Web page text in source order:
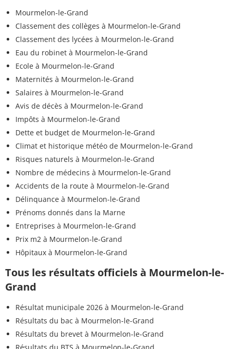
Mourmelon-le-Grand
Classement des collèges à Mourmelon-le-Grand
Classement des lycées à Mourmelon-le-Grand
Eau du robinet à Mourmelon-le-Grand
Ecole à Mourmelon-le-Grand
Maternités à Mourmelon-le-Grand
Salaires à Mourmelon-le-Grand
Avis de décès à Mourmelon-le-Grand
Impôts à Mourmelon-le-Grand
Dette et budget de Mourmelon-le-Grand
Climat et historique météo de Mourmelon-le-Grand
Risques naturels à Mourmelon-le-Grand
Nombre de médecins à Mourmelon-le-Grand
Accidents de la route à Mourmelon-le-Grand
Délinquance à Mourmelon-le-Grand
Prénoms donnés dans la Marne
Entreprises à Mourmelon-le-Grand
Prix m2 à Mourmelon-le-Grand
Hôpitaux à Mourmelon-le-Grand
Tous les résultats officiels à Mourmelon-le-
Grand
Résultat municipale 2026 à Mourmelon-le-Grand
Résultats du bac à Mourmelon-le-Grand
Résultats du brevet à Mourmelon-le-Grand